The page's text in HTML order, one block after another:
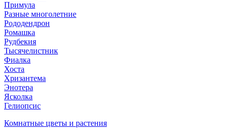
Примула
Разные многолетние
Рододендрон
Ромашка
Рудбекия
Тысячелистник
Фиалка
Хоста
Хризантема
Энотера
Ясколка
Гелиопсис
Комнатные цветы и растения